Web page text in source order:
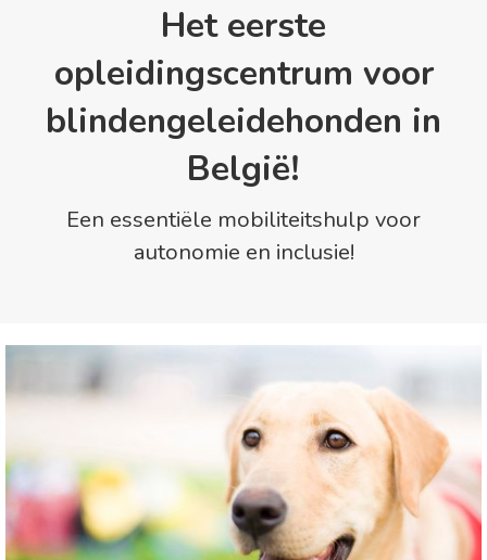
Het eerste
opleidingscentrum voor
blindengeleidehonden in
België!
Een essentiële mobiliteitshulp voor
autonomie en inclusie!